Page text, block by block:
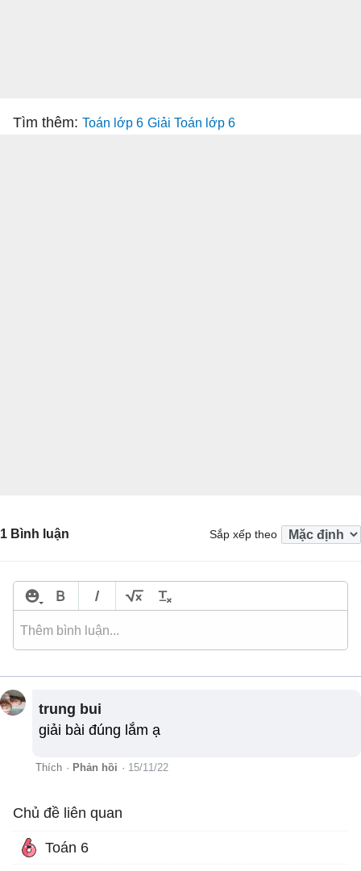
Tìm thêm: Toán lớp 6 Giải Toán lớp 6
1 Bình luận Sắp xếp theo
trung bui
giải bài đúng lắm ạ
Thích · Phản hồi · 15/11/22
Chủ đề liên quan
Toán 6